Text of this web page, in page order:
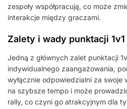
zespoły współpracują, co może
interakcje między graczami.
Zalety i wady punktacji 1v1
Jedną z głównych zalet punktacji
indywidualnego zaangażowania,
wyłącznie odpowiedzialni za swoje
na szybsze tempo i może
rally, co czyni go atrakcyjnym dla